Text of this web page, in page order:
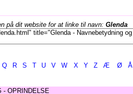
på dit website for at linke til navn: Glenda
Q R S T U V W X Y Z Æ Ø Å
- OPRINDELSE